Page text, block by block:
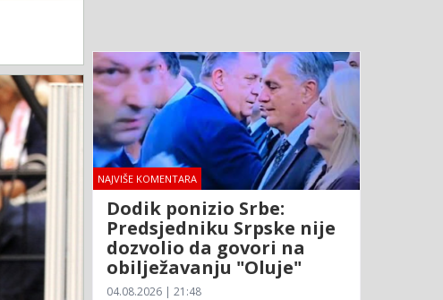
NAJVIŠE KOMENTARA
Dodik ponizio Srbe:
Predsjedniku Srpske nije
dozvolio da govori na
obilježavanju "Oluje"
04.08.2026 | 21:48